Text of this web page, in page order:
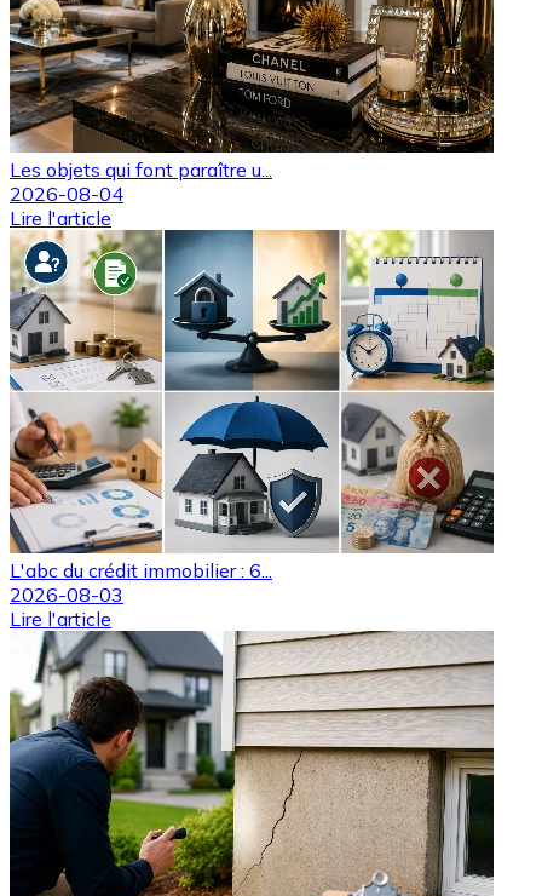
Les objets qui font paraître u...
2026-08-04
Lire l'article
L'abc du crédit immobilier : 6...
2026-08-03
Lire l'article